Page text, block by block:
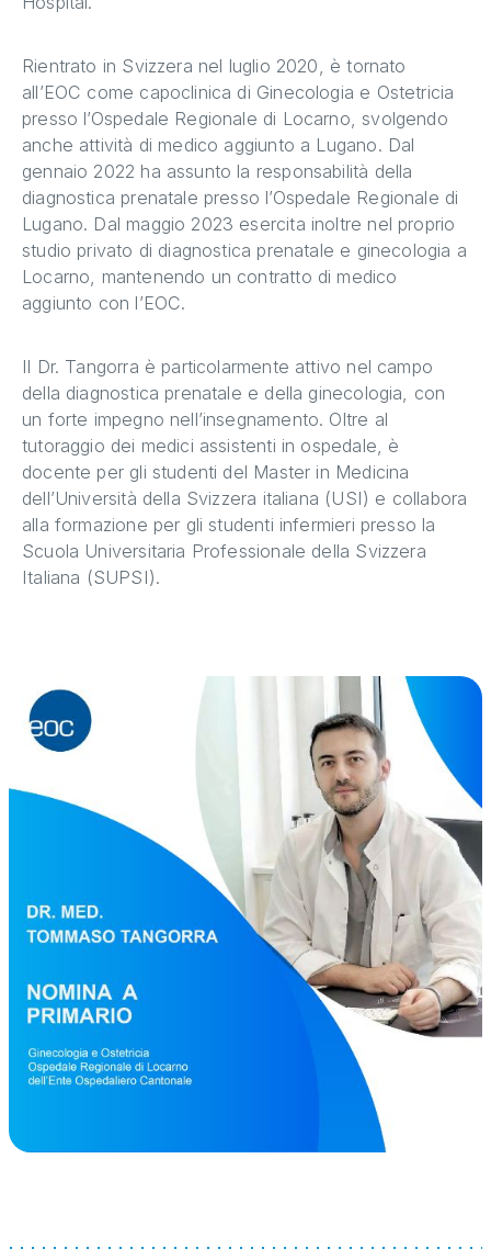
Rientrato in Svizzera nel luglio 2020, è tornato
all’EOC come capoclinica di Ginecologia e Ostetricia
presso l’Ospedale Regionale di Locarno, svolgendo
anche attività di medico aggiunto a Lugano. Dal
gennaio 2022 ha assunto la responsabilità della
diagnostica prenatale presso l’Ospedale Regionale di
Lugano. Dal maggio 2023 esercita inoltre nel proprio
studio privato di diagnostica prenatale e ginecologia a
Locarno, mantenendo un contratto di medico
aggiunto con l’EOC.
Il Dr. Tangorra è particolarmente attivo nel campo
della diagnostica prenatale e della ginecologia, con
un forte impegno nell’insegnamento. Oltre al
tutoraggio dei medici assistenti in ospedale, è
docente per gli studenti del Master in Medicina
dell’Università della Svizzera italiana (USI) e collabora
alla formazione per gli studenti infermieri presso la
Scuola Universitaria Professionale della Svizzera
Italiana (SUPSI).